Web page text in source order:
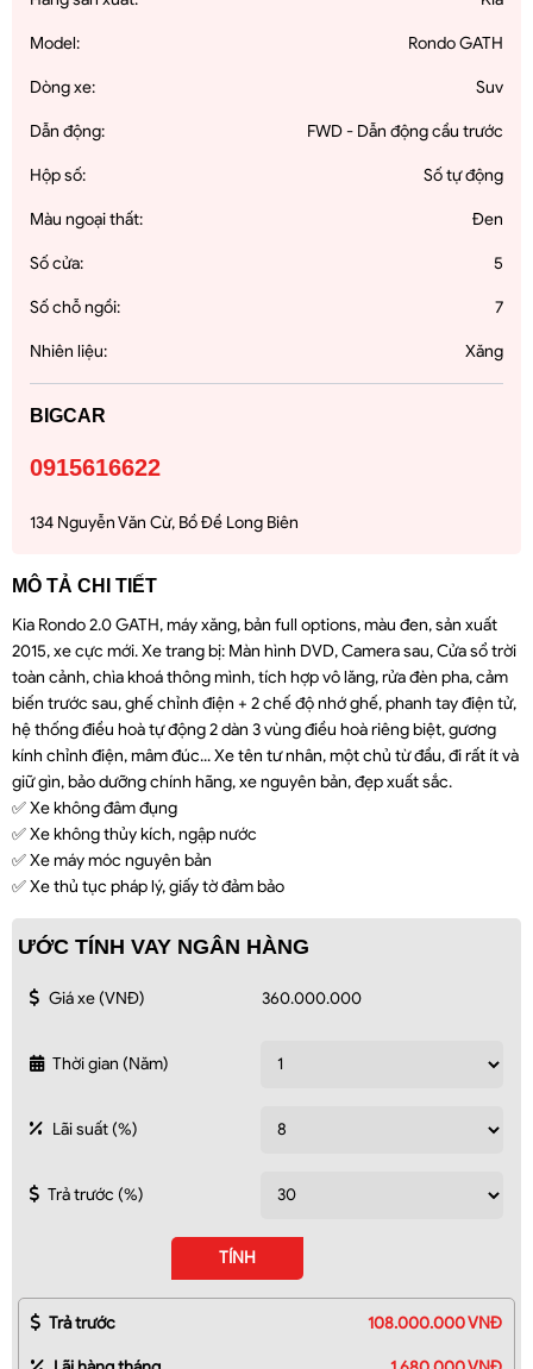
Model: Rondo GATH
Dòng xe: Suv
Dẫn động: FWD - Dẫn động cầu trước
Hộp số: Số tự động
Màu ngoại thất: Đen
Số cửa: 5
Số chỗ ngồi: 7
Nhiên liệu: Xăng
BIGCAR
0915616622
134 Nguyễn Văn Cừ, Bồ Đề Long Biên
MÔ TẢ CHI TIẾT
Kia Rondo 2.0 GATH, máy xăng, bản full options, màu đen, sản xuất
2015, xe cực mới. Xe trang bị: Màn hình DVD, Camera sau, Cửa sổ trời
toàn cảnh, chìa khoá thông mình, tích hợp vô lăng, rửa đèn pha, cảm
biến trước sau, ghế chỉnh điện + 2 chế độ nhớ ghế, phanh tay điện tử,
hệ thống điều hoà tự động 2 dàn 3 vùng điều hoà riêng biệt, gương
kính chỉnh điện, mâm đúc... Xe tên tư nhân, một chủ từ đầu, đi rất ít và
giữ gìn, bảo dưỡng chính hãng, xe nguyên bản, đẹp xuất sắc.
✅ Xe không đâm đụng
✅ Xe không thủy kích, ngập nước
✅ Xe máy móc nguyên bản
✅ Xe thủ tục pháp lý, giấy tờ đảm bảo
ƯỚC TÍNH VAY NGÂN HÀNG
Giá xe (VNĐ)
Thời gian (Năm)
Lãi suất (%)
Trả trước (%)
TÍNH
Trả trước 108.000.000 VNĐ